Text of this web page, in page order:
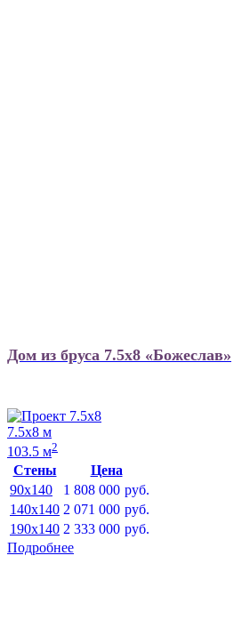
Дом из бруса 7.5х8 «Божеслав»
7.5х8 м
103.5 м2
Стены
Цена
90x140
1 808 000 руб.
140x140 2 071 000 руб.
190x140 2 333 000 руб.
Подробнее